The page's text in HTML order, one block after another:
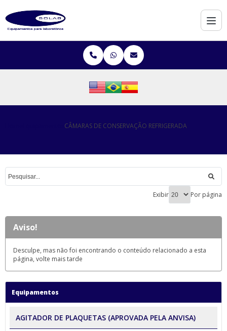
CÂMARAS DE CONSERVAÇÃO REFRIGERADA
Exibir Por página
Aviso!
Desculpe, mas não foi encontrando o conteúdo relacionado a esta
página, volte mais tarde
Equipamentos
AGITADOR DE PLAQUETAS (APROVADA PELA ANVISA)